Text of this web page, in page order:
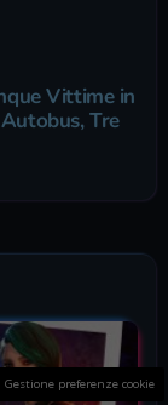
Vittime in
Tre
Gestione preferenze cookie